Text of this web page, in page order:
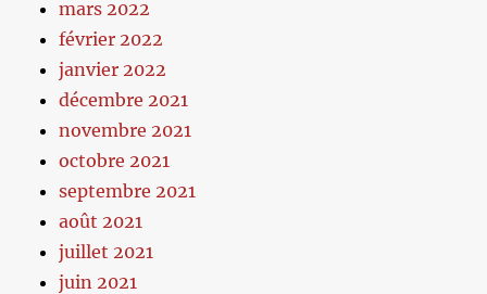
mars 2022
février 2022
janvier 2022
décembre 2021
novembre 2021
octobre 2021
septembre 2021
août 2021
juillet 2021
juin 2021